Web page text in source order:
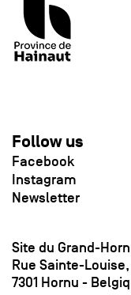
Follow us
Facebook
Instagram
Newsletter
Site du Grand-
Rue Sainte-
7301 Hornu -